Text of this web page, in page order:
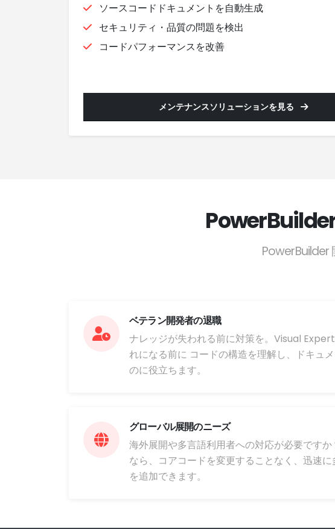
ソースコードドキュメントを自動生成
セキュリティ・品質の問題を検出
コードパフォーマンスを改善
メンテナンスソリューションを見る
PowerBuilder
ベテラン開発者の退職
ナレッジが失われる前に対策を。Visual
れになる前に コードの構造を理解し、ドキュ
のに役立ちます。
グローバル展開のニーズ
海外展開や多言語利用者への対応が必要です
なら、コアコードを変更することなく、迅速
を追加できます。